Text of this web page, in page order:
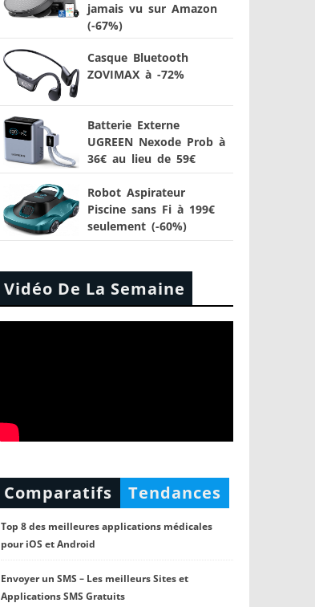
jamais vu sur Amazon
(-67%)
Casque Bluetooth
ZOVIMAX à -72%
Batterie Externe
UGREEN Nexode Prob à
36€ au lieu de 59€
Robot Aspirateur
Piscine sans Fi à 199€
seulement (-60%)
Vidéo De La Semaine
Comparatifs Tendances
Top 8 des meilleures applications médicales
pour iOS et Android
Envoyer un SMS – Les meilleurs Sites et
Applications SMS Gratuits